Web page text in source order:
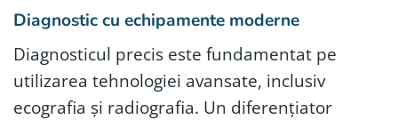
Diagnostic cu echipamente moderne
Diagnosticul precis este fundamentat pe
utilizarea tehnologiei avansate, inclusiv
ecografia și radiografia. Un diferențiator